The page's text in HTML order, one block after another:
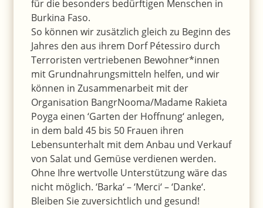
für die besonders bedürftigen Menschen in
Burkina Faso.
So können wir zusätzlich gleich zu Beginn des
Jahres den aus ihrem Dorf Pétessiro durch
Terroristen vertriebenen Bewohner*innen
mit Grundnahrungsmitteln helfen, und wir
können in Zusammenarbeit mit der
Organisation BangrNooma/Madame Rakieta
Poyga einen ‘Garten der Hoffnung‘ anlegen,
in dem bald 45 bis 50 Frauen ihren
Lebensunterhalt mit dem Anbau und Verkauf
von Salat und Gemüse verdienen werden.
Ohne Ihre wertvolle Unterstützung wäre das
nicht möglich. ‘Barka‘ – ‘Merci‘ – ‘Danke‘.
Bleiben Sie zuversichtlich und gesund!